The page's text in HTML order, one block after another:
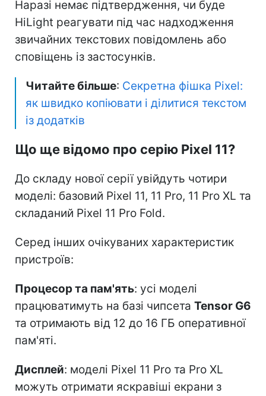
Наразі немає підтвердження, чи буде
HiLight реагувати під час надходження
звичайних текстових повідомлень або
сповіщень із застосунків.
Читайте більше: Секретна фішка Pixel:
як швидко копіювати і ділитися текстом
із додатків
Що ще відомо про серію Pixel 11?
До складу нової серії увійдуть чотири
моделі: базовий Pixel 11, 11 Pro, 11 Pro XL та
складаний Pixel 11 Pro Fold.
Серед інших очікуваних характеристик
пристроїв:
Процесор та пам'ять: усі моделі
працюватимуть на базі чипсета Tensor G6
та отримають від 12 до 16 ГБ оперативної
пам'яті.
Дисплей: моделі Pixel 11 Pro та Pro XL
можуть отримати яскравіші екрани з